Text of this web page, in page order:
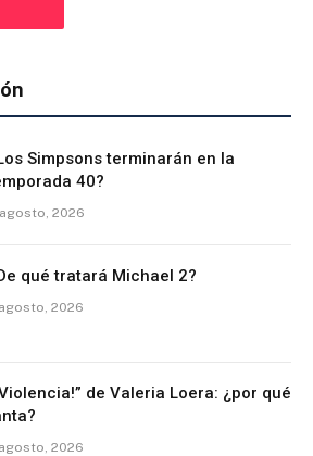
Simpsons terminarán en la
40?
2026
qué tratará Michael 2?
2026
de Valeria Loera: ¿por qué
2026